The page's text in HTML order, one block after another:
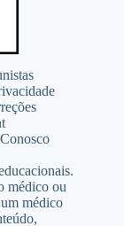
médico ou
médico